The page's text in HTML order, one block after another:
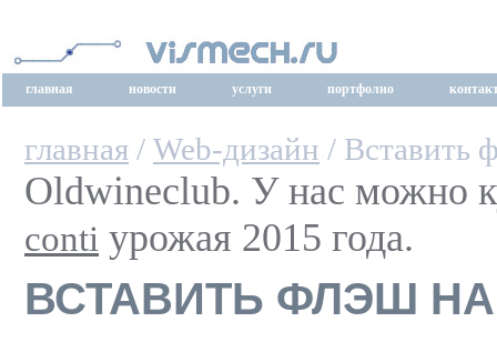
главная новости услуги портфолио
главная / Web-дизайн / Вставить
Oldwineclub. У нас можно
conti урожая 2015 года.
ВСТАВИТЬ ФЛЭШ